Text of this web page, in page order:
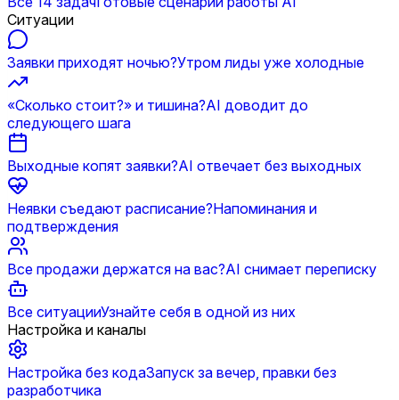
Ситуации
Заявки приходят ночью?Утром лиды уже холодные
«Сколько стоит?» и тишина?AI доводит до
следующего шага
Выходные копят заявки?AI отвечает без выходных
Неявки съедают расписание?Напоминания и
подтверждения
Все продажи держатся на вас?AI снимает переписку
Все ситуацииУзнайте себя в одной из них
Настройка и каналы
Настройка без кодаЗапуск за вечер, правки без
разработчика